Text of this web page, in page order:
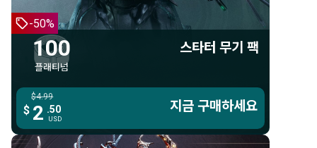
-50%
100
플래티넘
스타터 무기 팩
지금 구매하세요
$4.99
$ 2 .50
USD
서레이션
지금 구매하세요 $
2
.50